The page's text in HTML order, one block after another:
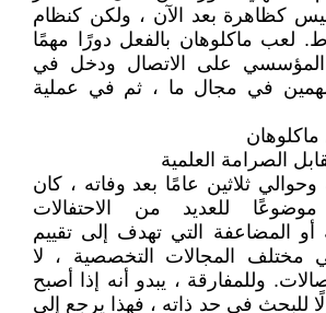
ليس كظاهرة بعد الآن ، ولكن كنظام
لعب ماكلوهان بالفعل دورًا مهمًا
المؤسسي على الاتصال ودخل في
في مجال ما ، ثم في عملية
ثلاثين عامًا بعد وفاته ، كان
موضوعًا للعديد من الاحتفالات
أو المضاعفة التي تهدف إلى تقييم
المجالات التخصصية ، لا
وللمفارقة ، يبدو أنه إذا أصبح
للبحث في حد ذاته ، فهذا يرجع إلى